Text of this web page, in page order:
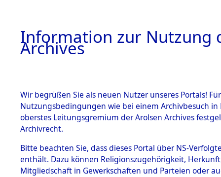
BESTÄNDE
1.
Information zur Nutzung
Archives
Wir begrüßen Sie als neuen Nutzer unseres Portals!
Nutzungsbedingungen wie bei einem Archivbesuch
oberstes Leitungsgremium der Arolsen Archives
Archivrecht.
Bitte beachten Sie, dass dieses Portal über NS-
enthält. Dazu können Religionszugehörigkeit,
Mitgliedschaft in Gewerkschaften und Parteien oder